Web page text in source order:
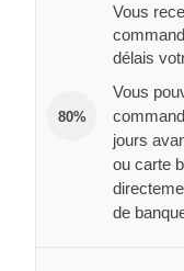
Vous
délais
80%
Vous
jours
ou carte
de